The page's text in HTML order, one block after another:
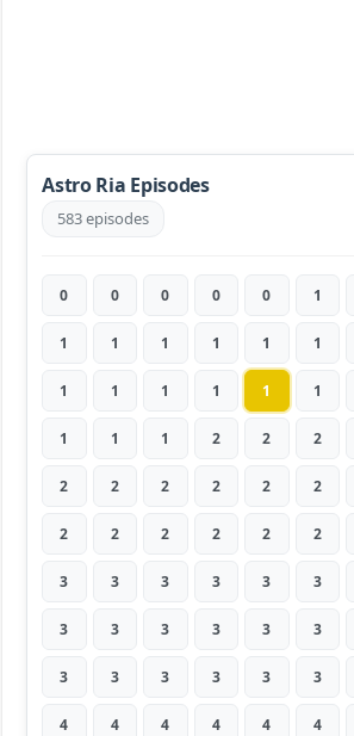
Astro Ria Episodes
583 episodes
0 0 0 0 0 1
1 1 1 1 1 1
1 1 1 1 1 1
1 1 1 2 2 2
2 2 2 2 2 2
2 2 2 2 2 2
3 3 3 3 3 3
3 3 3 3 3 3
3 3 3 3 3 3
4 4 4 4 4 4